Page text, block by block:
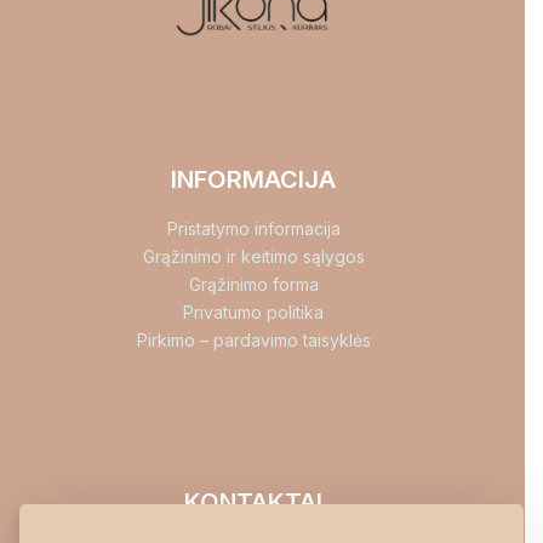
INFORMACIJA
Pristatymo informacija
Grąžinimo ir keitimo sąlygos
Grąžinimo forma
Privatumo politika
Pirkimo – pardavimo taisyklės
KONTAKTAI